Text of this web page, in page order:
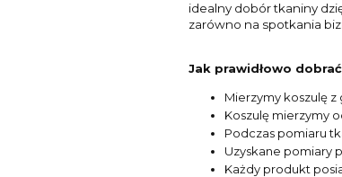
idealny dobór tkaniny
zarówno na spotkania
Jak prawidłowo
Mierzymy koszulę z
Koszulę mierzymy
Podczas pomiaru
Uzyskane pomiary
Każdy produkt